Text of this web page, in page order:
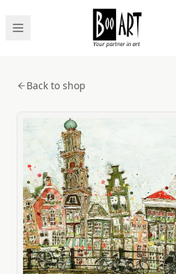
Back to shop